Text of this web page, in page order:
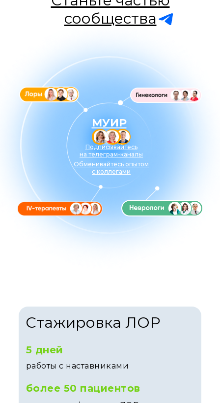
МУИР
Подписывайтесь
на телеграм-каналы
Обменивайтесь опытом
с коллегами
сообщества
Стажировка ЛОР
5 дней
работы с наставниками
более 50 пациентов